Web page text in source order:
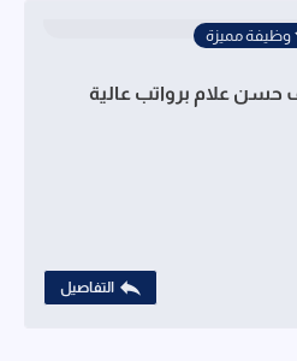
وظيفة مميزة
حسن علام برواتب عالية
التفاصيل